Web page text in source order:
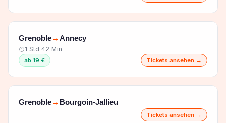
Grenoble→Annecy
1 Std 42 Min
ab 19 € Tickets ansehen →
Grenoble→ Bourgoin-Jallieu
Tickets ansehen →